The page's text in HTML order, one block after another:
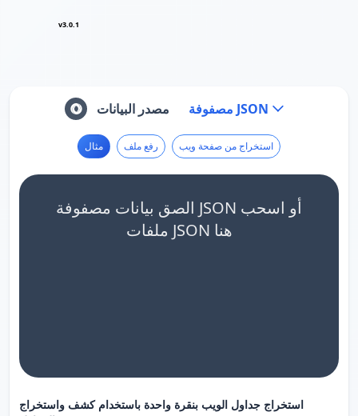
v3.0.1
مصدر البيانات مصفوفة JSON
مثال رفع ملف استخراج من صفحة ويب
الصق بيانات مصفوفة JSON أو اسحب
ملفات JSON هنا
استخراج جداول الويب بنقرة واحدة باستخدام كشف واستخراج